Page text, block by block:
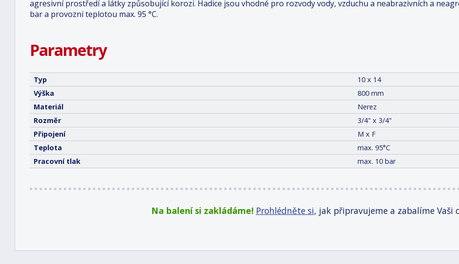
agresivní prostředí a látky způsobující korozi. Hadice jsou vhodné pro rozvody vody, vzduchu a neabrazivních a
bar a provozní teplotou max. 95 °C.
Parametry
Typ
10 x 14
Výška
800 mm
Materiál
Nerez
Rozměr
3/4" x 3/4"
Připojení
M x F
Teplota
max. 95°C
Pracovní tlak
max. 10 bar
Na balení si zakládáme! Prohlédněte si, jak připravujeme a zabalíme Vaši